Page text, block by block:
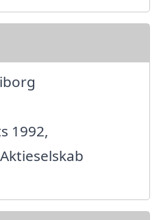
1992,